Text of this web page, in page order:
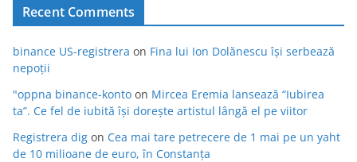
Recent Comments
binance US-registrera on Fina lui Ion Dolănescu își serbează
nepoții
"oppna binance-konto on Mircea Eremia lansează “Iubirea
ta”. Ce fel de iubită își dorește artistul lângă el pe viitor
Registrera dig on Cea mai tare petrecere de 1 mai pe un yaht
de 10 milioane de euro, în Constanța